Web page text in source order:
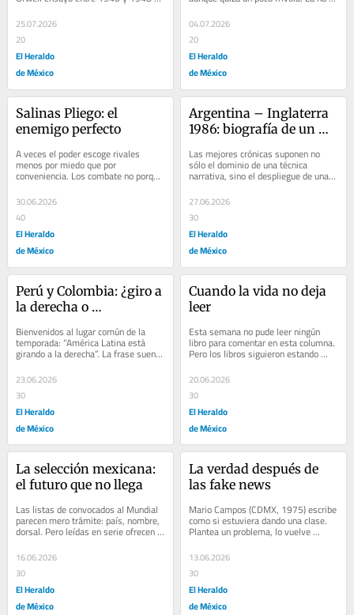
—reunidas en Fascismo y...
25.07.2026
20
El Heraldo
de México
acomodado en el lugar de un relato...
04.07.2026
20
El Heraldo
de México
Salinas Pliego: el
enemigo perfecto
A veces el poder escoge rivales
menos por miedo que por
conveniencia. Los combate no porque
amenacen con derrotarlo, sino porque
le ayudan a...
30.06.2026
40
El Heraldo
de México
Argentina – Inglaterra
1986: biografía de un
Las mejores crónicas suponen no
sólo el dominio de una técnica
narrativa, sino el despliegue de una
sensibilidad rayana en lo etnográfico,
capaz...
27.06.2026
30
El Heraldo
de México
Perú y Colombia: ¿giro a
la derecha o
decepciones?
Bienvenidos al lugar común de la
temporada: “América Latina está
girando a la derecha”. La frase suena
contundente. A algunos los asusta,
a...
23.06.2026
30
El Heraldo
de México
Cuando la vida no deja
leer
Esta semana no pude leer ningún
libro para comentar en esta columna.
Pero los libros siguieron estando
presentes, a su manera, en cada uno
de mis...
20.06.2026
30
El Heraldo
de México
La selección mexicana:
el futuro que no llega
Las listas de convocados al Mundial
parecen mero trámite: país, nombre,
dorsal. Pero leídas en serie ofrecen
16.06.2026
30
El Heraldo
de México
La verdad después de
las fake news
Mario Campos (CDMX, 1975) escribe
como si estuviera dando una clase.
Plantea un problema, lo vuelve
inteligible y ofrece herramientas para
encararlo....
13.06.2026
30
El Heraldo
de México